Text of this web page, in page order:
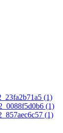
(1)
(1)
(1)